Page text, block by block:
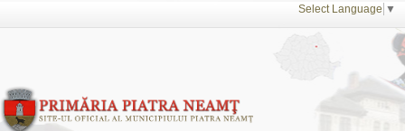
Select Language ▼